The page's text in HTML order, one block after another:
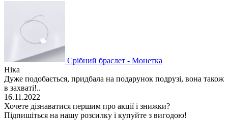
Срібний браслет - Монетка
Ніка
Дуже подобається, придбала на подарунок подрузі, вона також
в захваті!..
16.11.2022
Хочете дізнаватися першим про акції і знижки?
Підпишіться на нашу розсилку і купуйте з вигодою!